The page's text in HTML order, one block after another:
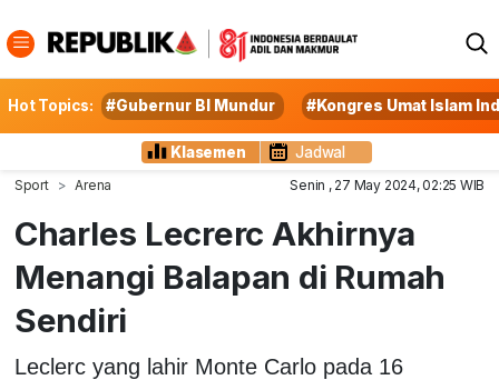
Hot Topics: #Gubernur BI Mundur #Kongres Umat Islam
Klasemen Jadwal
Sport Arena Senin , 27 May 2024, 02:25 WIB
Charles Lecrerc Akhirnya
Menangi Balapan di Rumah
Sendiri
Leclerc yang lahir Monte Carlo pada 16